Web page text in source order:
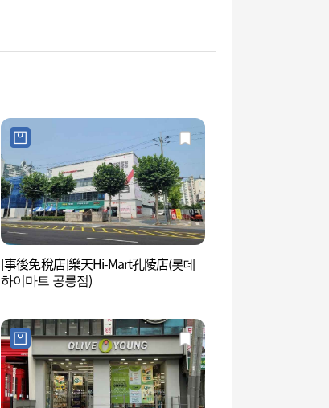
[事後免稅店]樂天Hi-Mart孔陵店(롯데
하이마트 공릉점)